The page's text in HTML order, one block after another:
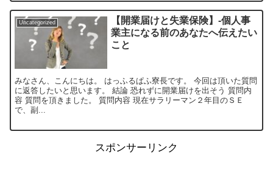
Uncategorized
【開業届けと失業保険】‐個人事
業主になる前のあなたへ伝えたい
こと
みなさん、こんにちは。 はっふるぱふ寮長です。 今回は頂いた質問
に返答したいと思います。 結論 恐れずに開業届けを出そう 質問内
容 質問を頂きました。 質問内容 現在サラリーマン２年目のＳＥ
で、副...
スポンサーリンク